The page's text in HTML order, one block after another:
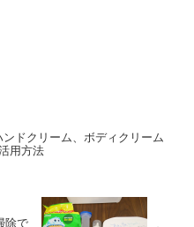
ンドクリーム、ボディクリーム
用方法
除で